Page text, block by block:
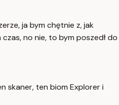
ja bym chętnie z, jak
no nie, to bym poszedł do
skaner, ten biom Explorer i